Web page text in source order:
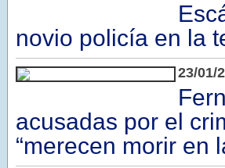
novio policía en la
23/01/
acusadas por el
“merecen morir en